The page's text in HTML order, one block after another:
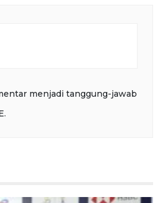
menjadi tanggung-jawab